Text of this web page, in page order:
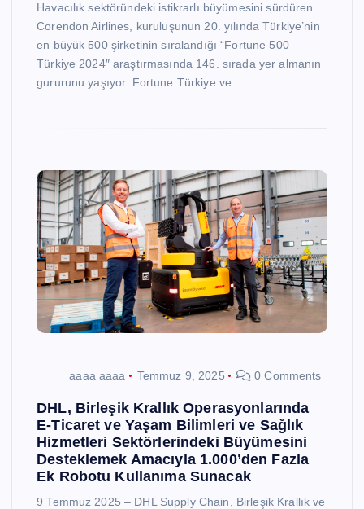
Havacılık sektöründeki istikrarlı büyümesini sürdüren
Corendon Airlines, kuruluşunun 20. yılında Türkiye’nin
en büyük 500 şirketinin sıralandığı “Fortune 500
Türkiye 2024″ araştırmasında 146. sırada yer almanın
gururunu yaşıyor. Fortune Türkiye ve…
aaaa aaaa Temmuz 9, 2025 0 Comments
DHL, Birleşik Krallık Operasyonlarında
E-Ticaret ve Yaşam Bilimleri ve Sağlık
Hizmetleri Sektörlerindeki Büyümesini
Desteklemek Amacıyla 1.000’den Fazla
Ek Robotu Kullanıma Sunacak
9 Temmuz 2025 – DHL Supply Chain, Birleşik Krallık ve